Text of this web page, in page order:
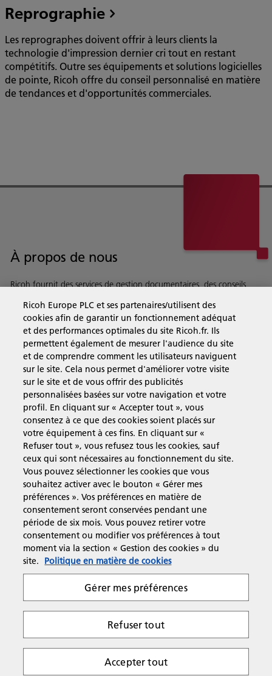
Reprographie
Les reprographes doivent offrir à leurs clients la
technologie d'impression dernier cri tout en restant
compétitifs. Outre ses équipements et solutions logicielles
de pointe, Ricoh offre du conseil personnalisé en matière
de tendances et d'opportunités commerciales.
À propos de nous
Ricoh fournit des services de gestion documentaires, des conseils,
En savoir plus sur notre histoire et ce que nous faisons
Solutions pour les entreprises
Produits et Services
Assistance & Contact
Ressources
Suivez-nous
Conditions d'utilisation
Gestion des cookies
Ricoh Europe PLC et ses partenaires/utilisent des
cookies afin de garantir un fonctionnement adéquat
et des performances optimales du site Ricoh.fr. Ils
permettent également de mesurer l'audience du site
et de comprendre comment les utilisateurs naviguent
sur le site. Cela nous permet d'améliorer votre visite
sur le site et de vous offrir des publicités
personnalisées basées sur votre navigation et votre
profil. En cliquant sur « Accepter tout », vous
consentez à ce que des cookies soient placés sur
votre équipement à ces fins. En cliquant sur «
Refuser tout », vous refusez tous les cookies, sauf
ceux qui sont nécessaires au fonctionnement du site.
Vous pouvez sélectionner les cookies que vous
souhaitez activer avec le bouton « Gérer mes
préférences ». Vos préférences en matière de
consentement seront conservées pendant une
période de six mois. Vous pouvez retirer votre
consentement ou modifier vos préférences à tout
moment via la section « Gestion des cookies » du
site.
Politique en matière de cookies
Gérer mes préférences
Refuser tout
Accepter tout